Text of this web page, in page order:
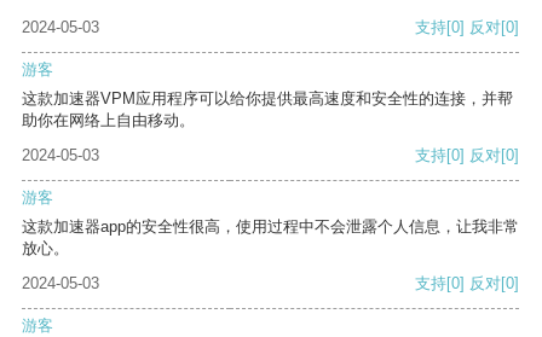
2024-05-03 支持[0] 反对[0]
游客
这款加速器VPM应用程序可以给你提供最高速度和安全性的连接，并帮
助你在网络上自由移动。
2024-05-03
支持[0] 反对[0]
游客
这款加速器app的安全性很高，使用过程中不会泄露个人信息，让我非常
放心。
2024-05-03
支持[0] 反对[0]
游客